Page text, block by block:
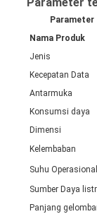
Parameter
Parameter
Nama Produk
Jenis
Kecepatan Data
Antarmuka
Konsumsi daya
Dimensi
Kelembaban
Suhu Operasional
Sumber Daya
Panjang